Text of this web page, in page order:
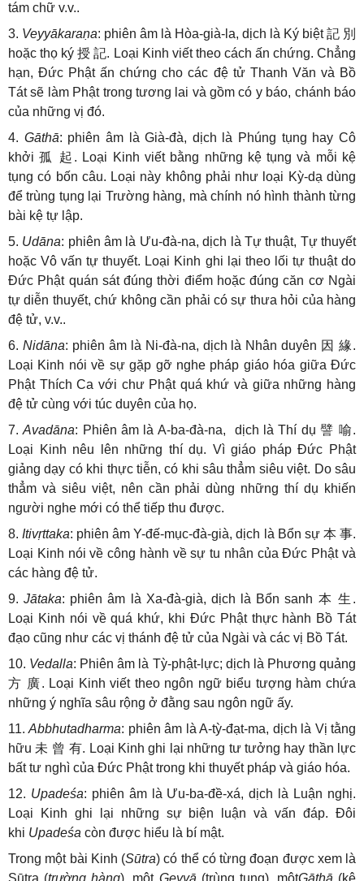
tám chữ v.v..
3. Veyyākaraṇa: phiên âm là Hòa-già-la, dịch là Ký biệt記 別
hoặc thọ ký授 記. Loại Kinh viết theo cách ấn chứng. Chẳng
hạn, Đức Phật ấn chứng cho các đệ tử Thanh Văn và Bồ
Tát sẽ làm Phật trong tương lai và gồm có y báo, chánh báo
của những vị đó.
4. Gāthā: phiên âm là Già-đà, dịch là Phúng tụng hay Cô
khởi孤 起 . Loại Kinh viết bằng những kệ tụng và mỗi kệ
tụng có bốn câu. Loại này không phải như loại Kỳ-dạ dùng
để trùng tụng lại Trường hàng, mà chính nó hình thành từng
bài kệ tự lập.
5. Udāna: phiên âm là Ưu-đà-na, dịch là Tự thuật, Tự thuyết
hoặc Vô vấn tự thuyết. Loại Kinh ghi lại theo lối tự thuật do
Đức Phật quán sát đúng thời điểm hoặc đúng căn cơ Ngài
tự diễn thuyết, chứ không cần phải có sự thưa hỏi của hàng
đệ tử, v.v..
6. Nidāna: phiên âm là Ni-đà-na, dịch là Nhân duyên 因 緣.
Loại Kinh nói về sự gặp gỡ nghe pháp giáo hóa giữa Đức
Phật Thích Ca với chư Phật quá khứ và giữa những hàng
đệ tử cùng với túc duyên của họ.
7. Avadāna: Phiên âm là A-ba-đà-na, dịch là Thí dụ 譬 喻.
Loại Kinh nêu lên những thí dụ. Vì giáo pháp Đức Phật
giảng dạy có khi thực tiễn, có khi sâu thẳm siêu việt. Do sâu
thẳm và siêu việt, nên cần phải dùng những thí dụ khiến
người nghe mới có thể tiếp thu được.
8. Itivṛttaka: phiên âm Y-đế-mục-đà-già, dịch là Bổn sự 本 事.
Loại Kinh nói về công hành về sự tu nhân của Đức Phật và
các hàng đệ tử.
9. Jātaka: phiên âm là Xa-đà-già, dịch là Bổn sanh 本 生 .
Loại Kinh nói về quá khứ, khi Đức Phật thực hành Bồ Tát
đạo cũng như các vị thánh đệ tử của Ngài và các vị Bồ Tát.
10. Vedalla: Phiên âm là Tỳ-phật-lực; dịch là Phương quảng
方 廣. Loại Kinh viết theo ngôn ngữ biểu tượng hàm chứa
những ý nghĩa sâu rộng ở đằng sau ngôn ngữ ấy.
11. Abbhutadharma: phiên âm là A-tỳ-đạt-ma, dịch là Vị tằng
hữu 未 曾 有. Loại Kinh ghi lại những tư tưởng hay thần lực
bất tư nghì của Đức Phật trong khi thuyết pháp và giáo hóa.
12. Upadeśa: phiên âm là Ưu-ba-đề-xá, dịch là Luận nghị.
Loại Kinh ghi lại những sự biện luận và vấn đáp. Đôi
khi Upadeśa còn được hiểu là bí mật.
Trong một bài Kinh (Sūtra) có thể có từng đoạn được xem là
Sūtra (trường hàng), một Geyyā (trùng tụng), mộtGāthā (kệ